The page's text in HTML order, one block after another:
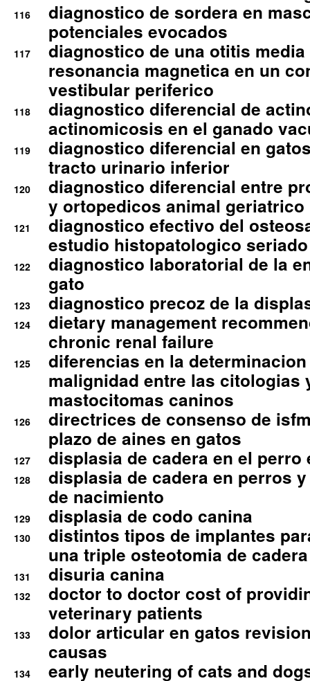
116
diagnostico de sordera en
potenciales evocados
117
diagnostico de una otitis
resonancia magnetica en un
vestibular periferico
118
diagnostico diferencial de
actinomicosis en el ganado
119
diagnostico diferencial en
tracto urinario inferior
120
diagnostico diferencial entre
y ortopedicos animal geriatrico
121
diagnostico efectivo del
estudio histopatologico seriado
122
diagnostico laboratorial de la
gato
123 diagnostico precoz de la
124
dietary management
chronic renal failure
125
diferencias en la
malignidad entre las citologias
mastocitomas caninos
126
directrices de consenso de
plazo de aines en gatos
127 displasia de cadera en el perro
128
displasia de cadera en perros
de nacimiento
129 displasia de codo canina
130
distintos tipos de implantes
una triple osteotomia de cadera
131 disuria canina
132
doctor to doctor cost of
veterinary patients
133
dolor articular en gatos
causas
134 early neutering of cats and